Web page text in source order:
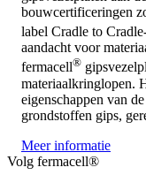
bouwcertificeringen
label Cradle to
aandacht voor
fermacell®
materiaalkringlopen.
eigenschappen van
grondstoffen gips,
Meer informatie
Volg fermacell®